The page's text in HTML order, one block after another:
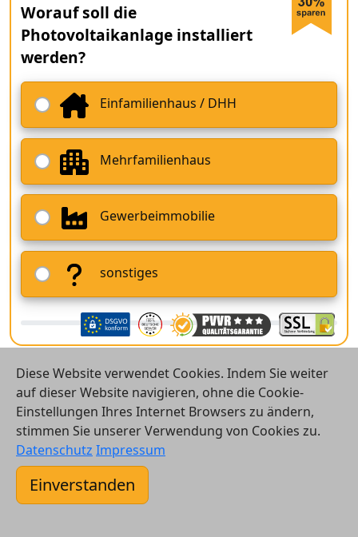
Worauf soll die
Photovoltaikanlage installiert
werden?
Einfamilienhaus / DHH
Mehrfamilienhaus
Gewerbeimmobilie
sonstiges
© 2026 Vergleichsrechner24 GmbH
Kontakt
Diese Website verwendet Cookies. Indem Sie weiter
auf dieser Website navigieren, ohne die Cookie-
Einstellungen Ihres Internet Browsers zu ändern,
stimmen Sie unserer Verwendung von Cookies zu.
Datenschutz Impressum
Einverstanden